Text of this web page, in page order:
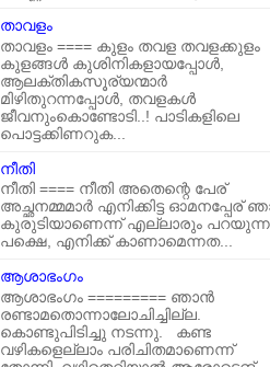
താവളം
താവളം ==== കുളം തവള തവളക്കുളം
കുളങ്ങൾ കുശിനികളായപ്പോൾ,
ആലക്തികസൂര്യന്മാർ
മിഴിതുറന്നപ്പോൾ, തവളകൾ
ജീവനുംകൊണ്ടോടി..! പാടികളിലെ
പൊട്ടക്കിണറുക...
നീതി
നീതി ==== നീതി അതെന്റെ പേര്
അച്ഛനമ്മമാർ എനിക്കിട്ട ഓമനപ്പേര്
കുരുടിയാണെന്ന് എല്ലാരും
പക്ഷെ, എനിക്ക് കാണാമെന്നത...
ആശാഭംഗം
ആശാഭംഗം ========= ഞാൻ
രണ്ടാമതൊന്നാലോചിച്ചില്ല.
കൊണ്ടുപിടിച്ചു നടന്നു. കണ്ട
വഴികളെല്ലാം പരിചിതമാണെന്ന്